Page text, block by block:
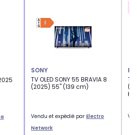
SONY
TV OLED SONY 55 BRAVIA 8
(2025) 55" (139 cm)
Vendu et expédié par Electro
Network
TV